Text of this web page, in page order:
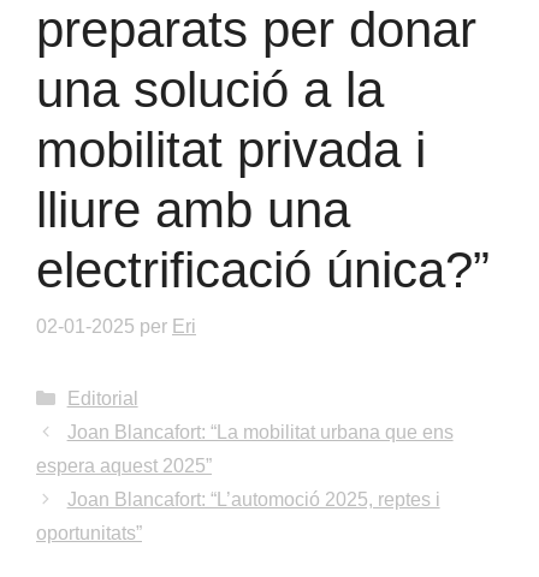
preparats per donar
una solució a la
mobilitat privada i
lliure amb una
electrificació única?”
02-01-2025 per Eri
Categories
Editorial
Joan Blancafort: “La mobilitat urbana que ens
espera aquest 2025”
Joan Blancafort: “L’automoció 2025, reptes i
oportunitats”